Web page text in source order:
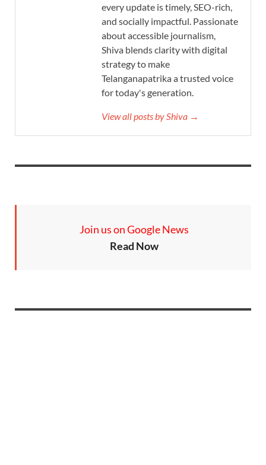
every update is timely, SEO-rich,
and socially impactful. Passionate
about accessible journalism,
Shiva blends clarity with digital
strategy to make
Telanganapatrika a trusted voice
for today's generation.
View all posts by Shiva →
Join us on Google News
Read Now